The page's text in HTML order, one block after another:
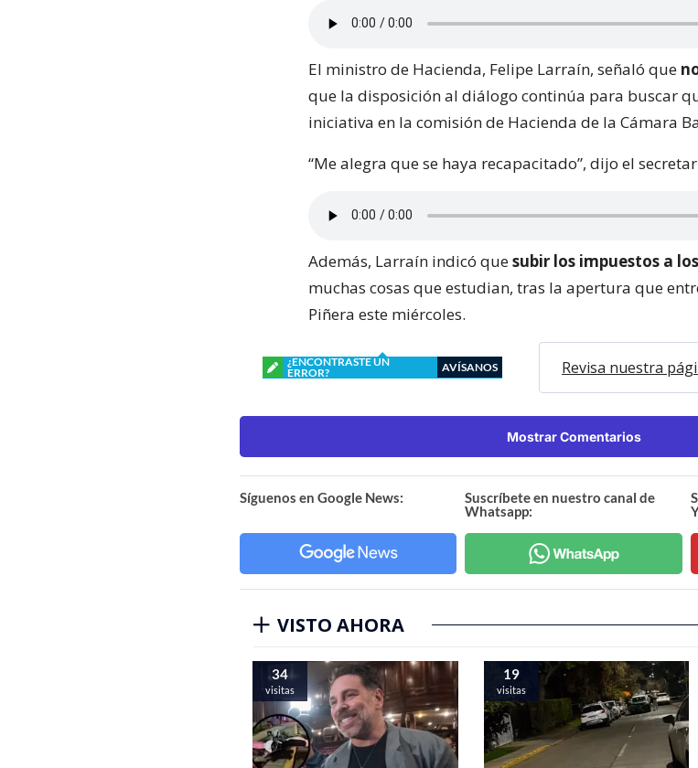
El ministro de Hacienda, Felipe Larraín, señaló que
que la disposición al diálogo continúa para buscar
iniciativa en la comisión de Hacienda de la Cámara
“Me alegra que se haya recapacitado”, dijo el
Además, Larraín indicó quesubir los impuestos a
muchas cosas que estudian, tras la apertura que
Piñera este miércoles.
¿ENCONTRASTE UN
ERROR?
AVÍSANOS Revisa nuestra
Mostrar Comentarios
Síguenos en Google News:
Suscríbete en nuestro canal de
Whatsapp:
VISTO AHORA
34
visitas
19
visitas